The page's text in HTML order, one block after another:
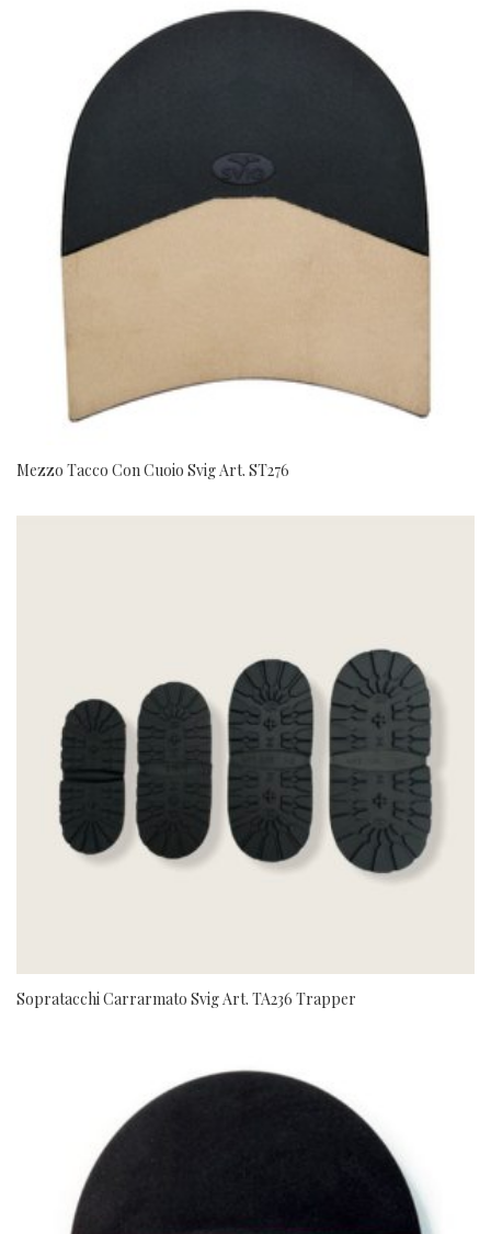
Tacchetti A Spillo
Cambiotacchi
Cerniere E Cursori
Chimica
Cinture
Collanti
Cura Del Piede
Filati
Lacci
Minuteria
Mezzo Tacco Con Cuoio Svig Art. ST276
Sopratacchi Carrarmato Svig Art. TA236 Trapper